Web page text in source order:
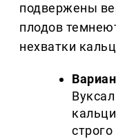
подвержены
плодов
нехватки